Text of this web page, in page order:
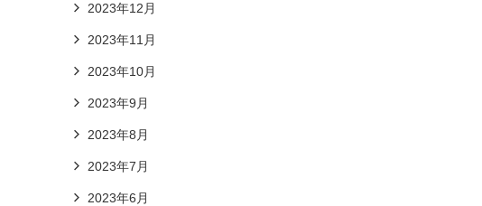
2023年12月
2023年11月
2023年10月
2023年9月
2023年8月
2023年7月
2023年6月